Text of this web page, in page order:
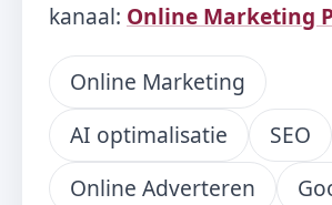
kanaal: Online Marketing
Online Marketing
AI optimalisatie
SEO
Online Adverteren